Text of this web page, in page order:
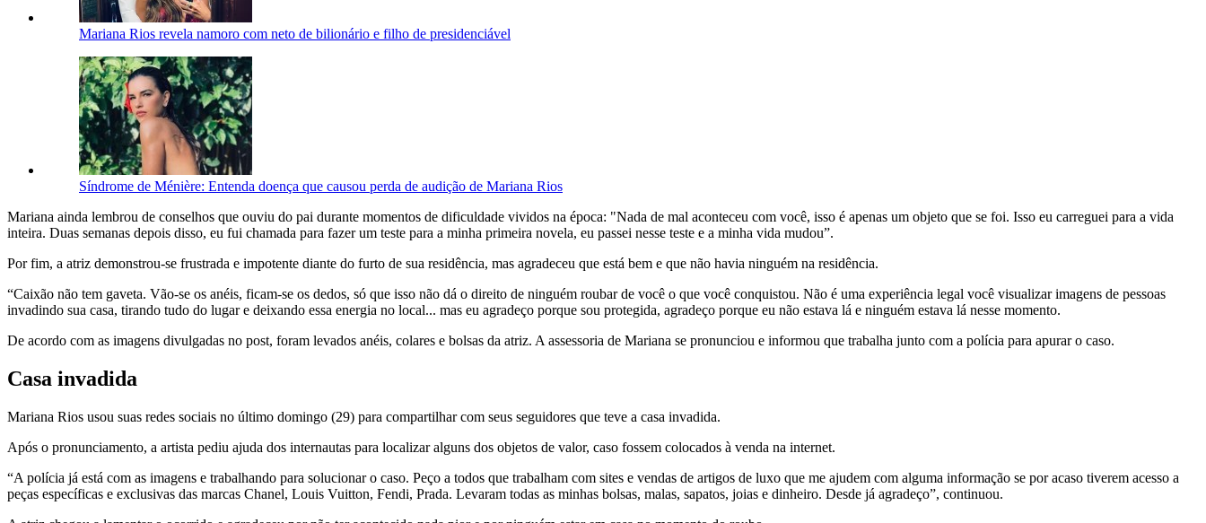
Mariana Rios revela namoro com neto de bilionário e filho de presidenciável
Síndrome de Ménière: Entenda doença que causou perda de audição de Mariana Rios
Mariana ainda lembrou de conselhos que ouviu do pai durante momentos de dificuldade vividos na época: "Nada de mal aconteceu com você, isso é apenas um objeto que se foi. Isso eu carreguei para a vida
inteira. Duas semanas depois disso, eu fui chamada para fazer um teste para a minha primeira novela, eu passei nesse teste e a minha vida mudou”.
Por fim, a atriz demonstrou-se frustrada e impotente diante do furto de sua residência, mas agradeceu que está bem e que não havia ninguém na residência.
“Caixão não tem gaveta. Vão-se os anéis, ficam-se os dedos, só que isso não dá o direito de ninguém roubar de você o que você conquistou. Não é uma experiência legal você visualizar imagens de pessoas
invadindo sua casa, tirando tudo do lugar e deixando essa energia no local... mas eu agradeço porque sou protegida, agradeço porque eu não estava lá e ninguém estava lá nesse momento.
De acordo com as imagens divulgadas no post, foram levados anéis, colares e bolsas da atriz. A assessoria de Mariana se pronunciou e informou que trabalha junto com a polícia para apurar o caso.
Casa invadida
Mariana Rios usou suas redes sociais no último domingo (29) para compartilhar com seus seguidores que teve a casa invadida.
Após o pronunciamento, a artista pediu ajuda dos internautas para localizar alguns dos objetos de valor, caso fossem colocados à venda na internet.
“A polícia já está com as imagens e trabalhando para solucionar o caso. Peço a todos que trabalham com sites e vendas de artigos de luxo que me ajudem com alguma informação se por acaso tiverem acesso a
peças específicas e exclusivas das marcas Chanel, Louis Vuitton, Fendi, Prada. Levaram todas as minhas bolsas, malas, sapatos, joias e dinheiro. Desde já agradeço”, continuou.